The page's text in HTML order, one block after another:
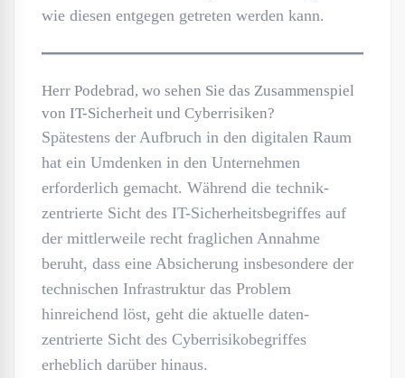
wie diesen entgegen getreten werden kann.
Herr Podebrad, wo sehen Sie das Zusammenspiel
von IT-Sicherheit und Cyberrisiken?
Spätestens der Aufbruch in den digitalen Raum
hat ein Umdenken in den Unternehmen
erforderlich gemacht. Während die technik-
zentrierte Sicht des IT-Sicherheitsbegriffes auf
der mittlerweile recht fraglichen Annahme
beruht, dass eine Absicherung insbesondere der
technischen Infrastruktur das Problem
hinreichend löst, geht die aktuelle daten-
zentrierte Sicht des Cyberrisikobegriffes
erheblich darüber hinaus.